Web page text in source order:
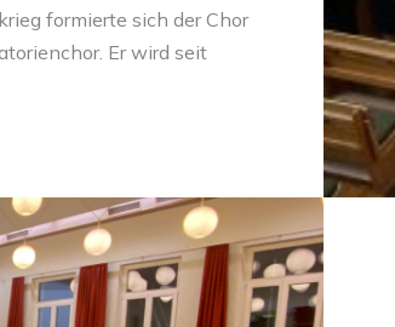
formierte sich der Chor
Er wird seit